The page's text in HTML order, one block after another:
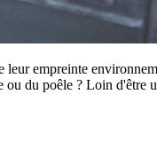
empreinte
du poêle ? Loin d'être